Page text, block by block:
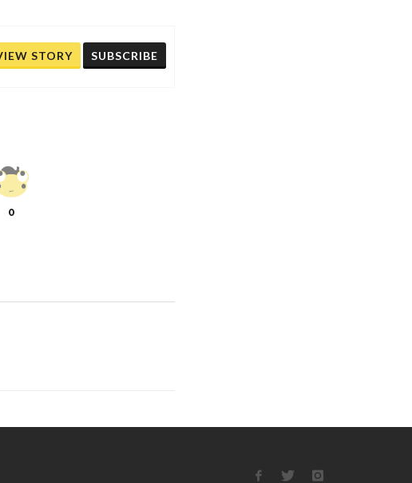
STORY SUBSCRIBE
0